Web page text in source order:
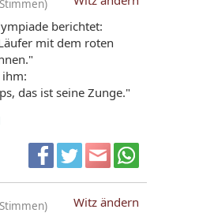
Stimmen)
berichtet:
mit dem roten
ihm:
das ist seine Zunge."
Witz ändern
Stimmen)